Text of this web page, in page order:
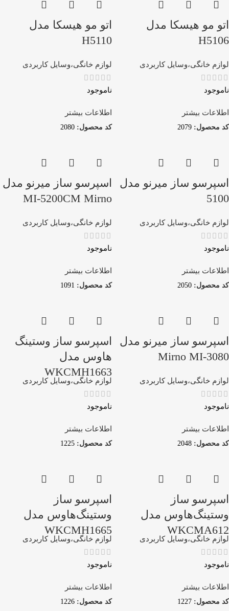
اتو مو هیسکا مدل
H5106
لوازم خانگی،وسایل کاربردی
ناموجود
اطلاعات بیشتر
کد محصول: 2079
اتو مو هیسکا مدل
H5110
لوازم خانگی،وسایل کاربردی
ناموجود
اطلاعات بیشتر
کد محصول: 2080
اسپرسو ساز میرنو مدل
5100
لوازم خانگی،وسایل کاربردی
ناموجود
اطلاعات بیشتر
کد محصول: 2050
اسپرسو ساز میرنو مدل
MI-5200CM Mirno
لوازم خانگی،وسایل کاربردی
ناموجود
اطلاعات بیشتر
کد محصول: 1091
اسپرسو ساز میرنو مدل
Mirno MI-3080
لوازم خانگی،وسایل کاربردی
ناموجود
اطلاعات بیشتر
کد محصول: 2048
اسپرسو ساز وستینگ
هاوس مدل
WKCMH1663
لوازم خانگی،وسایل کاربردی
ناموجود
اطلاعات بیشتر
کد محصول: 1225
اسپرسو ساز
وستینگ‌هاوس مدل
WKCMA612
لوازم خانگی،وسایل کاربردی
ناموجود
اطلاعات بیشتر
کد محصول: 1227
اسپرسو ساز
وستینگ‌هاوس مدل
WKCMH1665
لوازم خانگی،وسایل کاربردی
ناموجود
اطلاعات بیشتر
کد محصول: 1226